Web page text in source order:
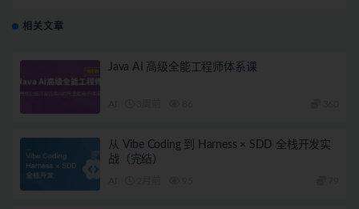
相关文章
Java AI 高级全能工程师体系课
从 Vibe Coding 到 Harness × SDD 全栈开发实
战（完结）